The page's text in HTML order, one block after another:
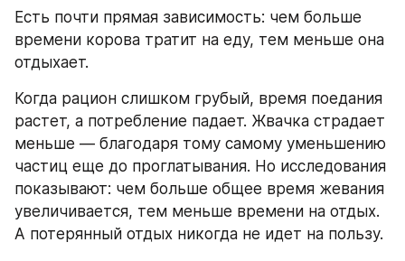
Есть почти прямая зависимость: чем больше
времени корова тратит на еду, тем меньше она
отдыхает.
Когда рацион слишком грубый, время поедания
растет, а потребление падает. Жвачка страдает
меньше — благодаря тому самому уменьшению
частиц еще до проглатывания. Но исследования
показывают: чем больше общее время жевания
увеличивается, тем меньше времени на отдых.
А потерянный отдых никогда не идет на пользу.